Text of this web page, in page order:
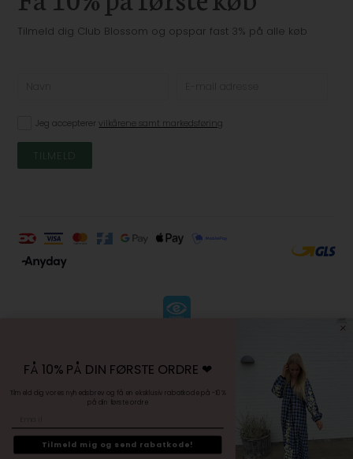
Tilmeld dig Club Blossom og opspar fast 3% på alle køb
Jeg accepterervilkårene samt markedsføring
-
-
PERSONDATAPOLITIK
FÅ 10% PÅ DIN FØRSTE ORDRE ❤︎
Tilmeld dig vores nyhedsbrev og få en eksklusiv rabatkode på -10%
på din første ordre
Tilmeld mig og send rabatkode!